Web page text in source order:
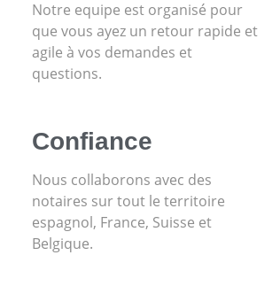
Notre equipe est organisé pour
que vous ayez un retour rapide et
agile à vos demandes et
questions.
Confiance
Nous collaborons avec des
notaires sur tout le territoire
espagnol, France, Suisse et
Belgique.